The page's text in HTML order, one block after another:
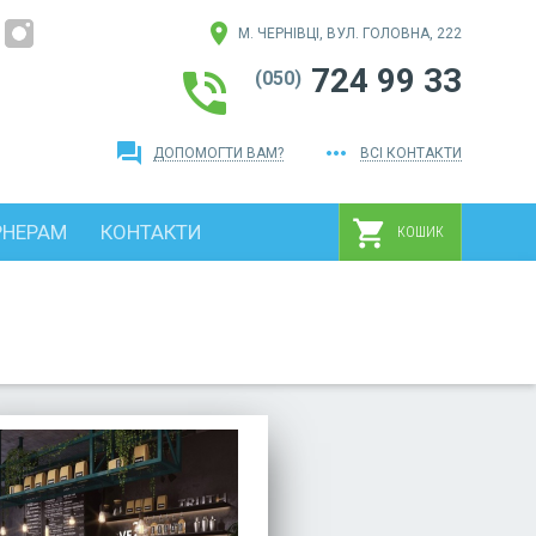
location_on М. ЧЕРНІВЦІ, ВУЛ. ГОЛОВНА, 222
phone_in_talk (050) 724 99 33
question_answer ДОПОМОГТИ ВАМ? more_horiz ВСІ КОНТАКТИ
КОНТАКТИ shopping_cart КОШИК